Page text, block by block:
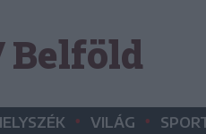
Belföld
• VILÁG •